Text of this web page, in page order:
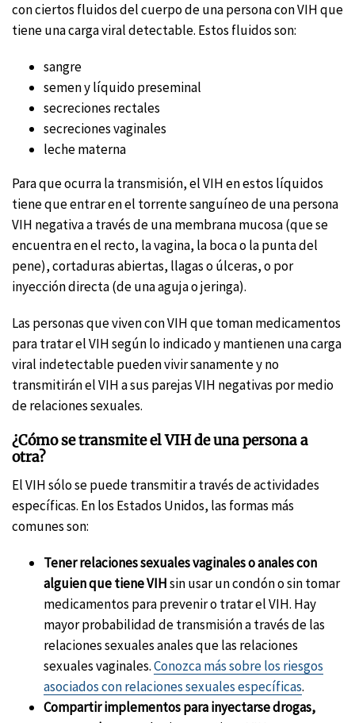
con ciertos fluidos del cuerpo de una persona con VIH que
tiene una carga viral detectable. Estos fluidos son:
sangre
semen y líquido preseminal
secreciones rectales
secreciones vaginales
leche materna
Para que ocurra la transmisión, el VIH en estos líquidos
tiene que entrar en el torrente sanguíneo de una persona
VIH negativa a través de una membrana mucosa (que se
encuentra en el recto, la vagina, la boca o la punta del
pene), cortaduras abiertas, llagas o úlceras, o por
inyección directa (de una aguja o jeringa).
Las personas que viven con VIH que toman medicamentos
para tratar el VIH según lo indicado y mantienen una carga
viral indetectable pueden vivir sanamente y no
transmitirán el VIH a sus parejas VIH negativas por medio
de relaciones sexuales.
¿Cómo se transmite el VIH de una persona a
otra?
El VIH sólo se puede transmitir a través de actividades
específicas. En los Estados Unidos, las formas más
comunes son:
Tener relaciones sexuales vaginales o anales con
alguien que tiene VIHsin usar un condón o sin tomar
medicamentos para prevenir o tratar el VIH. Hay
mayor probabilidad de transmisión a través de las
relaciones sexuales anales que las relaciones
sexuales vaginales.Conozca más sobre los riesgos
asociados con relaciones sexuales específicas.
Compartir implementos para inyectarse drogas,